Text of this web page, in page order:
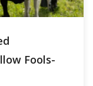
Fools-